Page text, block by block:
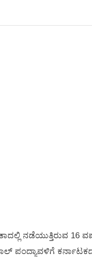
ನಡೆಯುತ್ತಿರುವ 16
ಪಂದ್ಯಾವಳಿಗೆ